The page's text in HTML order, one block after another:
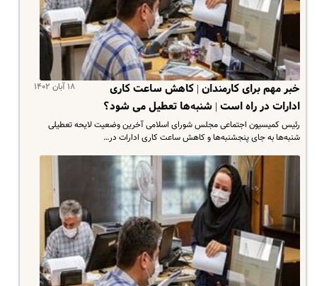
۱۸ آبان ۱۴۰۲
خبر مهم برای کارمندان | کاهش ساعت کاری
ادارات در راه است | شنبه‌ها تعطیل می شود؟
رئیس کمیسیون اجتماعی مجلس شورای اسلامی آخرین وضعیت لایحه تعطیلی
شنبه‌ها به جای پنجشنبه‌ها و کاهش ساعت کاری ادارات در…